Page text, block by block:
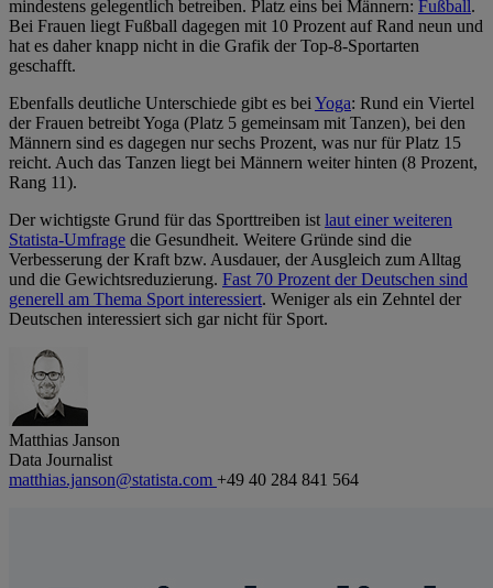
mindestens gelegentlich betreiben. Platz eins bei Männern: Fußball.
Bei Frauen liegt Fußball dagegen mit 10 Prozent auf Rand neun und
hat es daher knapp nicht in die Grafik der Top-8-Sportarten
geschafft.
Ebenfalls deutliche Unterschiede gibt es beiYoga: Rund ein Viertel
der Frauen betreibt Yoga (Platz 5 gemeinsam mit Tanzen), bei den
Männern sind es dagegen nur sechs Prozent, was nur für Platz 15
reicht. Auch das Tanzen liegt bei Männern weiter hinten (8 Prozent,
Rang 11).
Der wichtigste Grund für das Sporttreiben istlaut einer weiteren
Statista-Umfrage die Gesundheit. Weitere Gründe sind die
Verbesserung der Kraft bzw. Ausdauer, der Ausgleich zum Alltag
und die Gewichtsreduzierung. Fast 70 Prozent der Deutschen sind
generell am Thema Sport interessiert. Weniger als ein Zehntel der
Deutschen interessiert sich gar nicht für Sport.
Matthias Janson
Data Journalist
matthias.janson@statista.com +49 40 284 841 564